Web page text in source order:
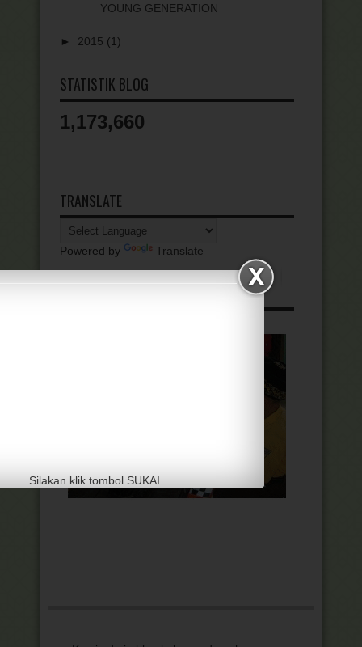
YOUNG GENERATION
► 2015 (1)
STATISTIK BLOG
1,173,660
TRANSLATE
Powered by Translate
Silakan klik tombol SUKAI